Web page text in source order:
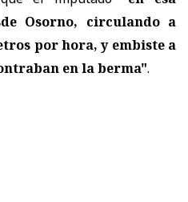
Osorno, circulando a
por hora, y embiste a
en la berma".